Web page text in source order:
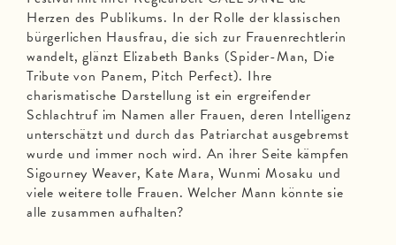
Herzen des Publikums. In der Rolle der klassischen
bürgerlichen Hausfrau, die sich zur Frauenrechtlerin
wandelt, glänzt Elizabeth Banks (Spider-Man, Die
Tribute von Panem, Pitch Perfect). Ihre
charismatische Darstellung ist ein ergreifender
Schlachtruf im Namen aller Frauen, deren Intelligenz
unterschätzt und durch das Patriarchat ausgebremst
wurde und immer noch wird. An ihrer Seite kämpfen
Sigourney Weaver, Kate Mara, Wunmi Mosaku und
viele weitere tolle Frauen. Welcher Mann könnte sie
alle zusammen aufhalten?